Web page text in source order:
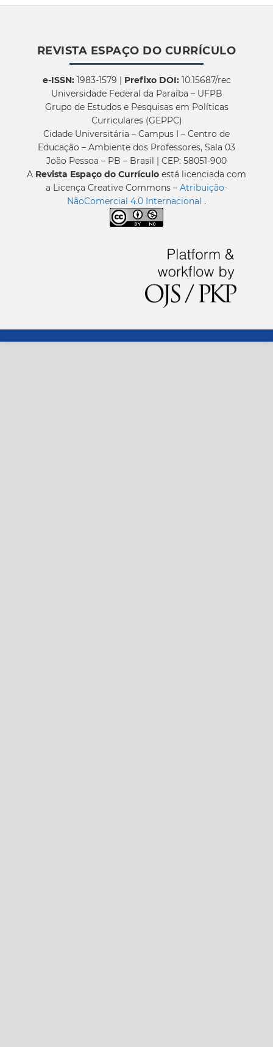
REVISTA ESPAÇO DO CURRÍCULO
e-ISSN:1983-1579 | Prefixo DOI:10.15687/rec
Universidade Federal da Paraíba – UFPB
Grupo de Estudos e Pesquisas em Políticas
Curriculares (GEPPC)
Cidade Universitária – Campus I – Centro de
Educação – Ambiente dos Professores, Sala 03
João Pessoa – PB – Brasil | CEP: 58051-900
A Revista Espaço do Currículo está licenciada com
a Licença Creative Commons – Atribuição-
NãoComercial 4.0 Internacional .